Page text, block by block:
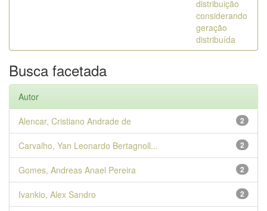
distribuição
considerando
geração
distribuída
Busca facetada
Autor
2
Alencar, Cristiano Andrade de
2
Carvalho, Yan Leonardo Bertagnoll...
2
Gomes, Andreas Anael Pereira
2
Ivankio, Alex Sandro